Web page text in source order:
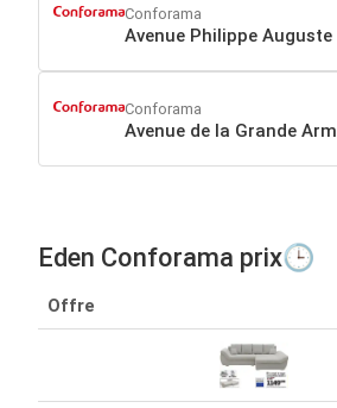
Conforama
Avenue Philippe
Conforama
Avenue de la Grande
Eden Conforama prix🕒
Offre